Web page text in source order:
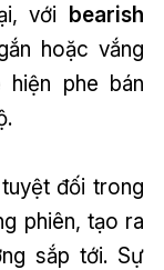
với bearish
hoặc vắng
phe bán
đối trong
phiên, tạo ra
sắp tới. Sự